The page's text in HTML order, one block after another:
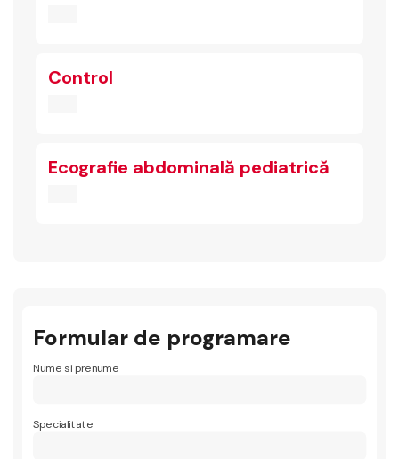
Control
Ecografie abdominală pediatrică
Formular de programare
Nume si prenume
Specialitate